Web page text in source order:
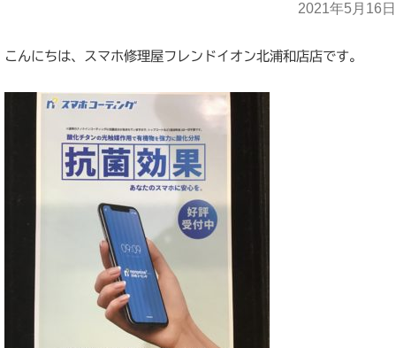
2021年5月16日
こんにちは、スマホ修理屋フレンドイオン北浦和店店です。